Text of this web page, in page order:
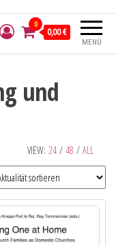
MENÜ
0
0,00 €
und
VIEW: 24 / 48 / ALL